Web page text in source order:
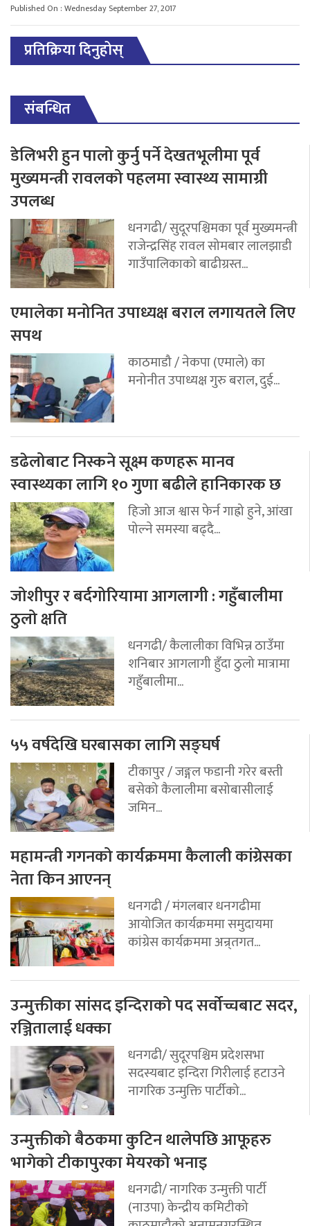
Published On : Wednesday September 27, 2017
प्रतिक्रिया दिनुहोस्
संबन्धित
डेलिभरी हुन पालो कुर्नु पर्ने देखतभूलीमा पूर्व
मुख्यमन्त्री रावलको पहलमा स्वास्थ्य सामाग्री
उपलब्ध
धनगढी/ सुदूरपश्चिमका पूर्व मुख्यमन्त्री
राजेन्द्रसिंह रावल सोमबार लालझाडी
गाउँपालिकाको बाढीग्रस्त...
एमालेका मनोनित उपाध्यक्ष बराल लगायतले लिए
सपथ
काठमाडौ / नेकपा (एमाले) का
मनोनीत उपाध्यक्ष गुरु बराल, दुई...
डढेलोबाट निस्कने सूक्ष्म कणहरू मानव
स्वास्थ्यका लागि १० गुणा बढीले हानिकारक छ
हिजो आज श्वास फेर्न गाह्रो हुने, आंखा
पोल्ने समस्या बढ्दै...
जोशीपुर र बर्दगोरियामा आगलागी : गहुँबालीमा
ठुलो क्षति
धनगढी/ कैलालीका विभिन्न ठाउँमा
शनिबार आगलागी हुँदा ठुलो मात्रामा
गहुँबालीमा...
५५ वर्षदेखि घरबासका लागि सङ्घर्ष
टीकापुर / जङ्गल फडानी गरेर बस्ती
बसेको कैलालीमा बसोबासीलाई
जमिन...
महामन्त्री गगनको कार्यक्रममा कैलाली कांग्रेसका
नेता किन आएनन्
धनगढी / मंगलबार धनगढीमा
आयोजित कार्यक्रममा समुदायमा
कांग्रेस कार्यक्रममा अन्र्तगत...
उन्मुक्तीका सांसद इन्दिराको पद सर्वोच्चबाट सदर,
रञ्जितालाई धक्का
धनगढी/ सुदूरपश्चिम प्रदेशसभा
सदस्यबाट इन्दिरा गिरीलाई हटाउने
नागरिक उन्मुक्ति पार्टीको...
उन्मुक्तीको बैठकमा कुटिन थालेपछि आफूहरु
भागेको टीकापुरका मेयरको भनाइ
धनगढी/ नागरिक उन्मुक्ती पार्टी
(नाउपा) केन्द्रीय कमिटीको